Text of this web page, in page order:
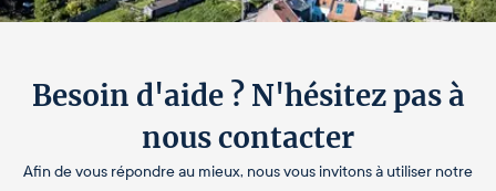
Besoin d'aide ? N'hésitez pas à
nous contacter
Afin de vous répondre au mieux, nous vous invitons à utiliser notre